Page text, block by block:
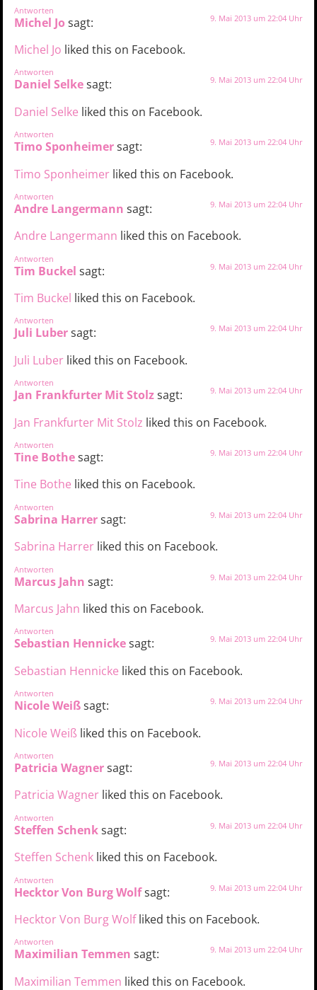
Antworten
Michel Jo sagt: 9. Mai 2013 um 22:04 Uhr
Michel Jo liked this on Facebook.
Antworten
Daniel Selkesagt: 9. Mai 2013 um 22:04 Uhr
Daniel Selke liked this on Facebook.
Antworten
Timo Sponheimersagt: 9. Mai 2013 um 22:04 Uhr
Timo Sponheimer liked this on Facebook.
Antworten
Andre Langermann sagt: 9. Mai 2013 um 22:04 Uhr
Andre Langermann liked this on Facebook.
Antworten
Tim Buckel sagt: 9. Mai 2013 um 22:04 Uhr
Tim Buckel liked this on Facebook.
Antworten
Juli Lubersagt: 9. Mai 2013 um 22:04 Uhr
Juli Luber liked this on Facebook.
Antworten
Jan Frankfurter Mit Stolzsagt: 9. Mai 2013 um 22:04 Uhr
Jan Frankfurter Mit Stolz liked this on Facebook.
Antworten
Tine Bothesagt: 9. Mai 2013 um 22:04 Uhr
Tine Bothe liked this on Facebook.
Antworten
Sabrina Harrersagt: 9. Mai 2013 um 22:04 Uhr
Sabrina Harrer liked this on Facebook.
Antworten
Marcus Jahn sagt: 9. Mai 2013 um 22:04 Uhr
Marcus Jahn liked this on Facebook.
Antworten
Sebastian Hennickesagt: 9. Mai 2013 um 22:04 Uhr
Sebastian Hennicke liked this on Facebook.
Antworten
Nicole Weißsagt: 9. Mai 2013 um 22:04 Uhr
Nicole Weiß liked this on Facebook.
Antworten
Patricia Wagnersagt: 9. Mai 2013 um 22:04 Uhr
Patricia Wagner liked this on Facebook.
Antworten
Steffen Schenksagt: 9. Mai 2013 um 22:04 Uhr
Steffen Schenk liked this on Facebook.
Antworten
Hecktor Von Burg Wolfsagt: 9. Mai 2013 um 22:04 Uhr
Hecktor Von Burg Wolfliked this on Facebook.
Antworten
Maximilian Temmen sagt: 9. Mai 2013 um 22:04 Uhr
Maximilian Temmen liked this on Facebook.